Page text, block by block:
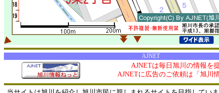
AJNET
AJNETは毎日旭川の情報を
AJNETに広告のご依頼は「旭川